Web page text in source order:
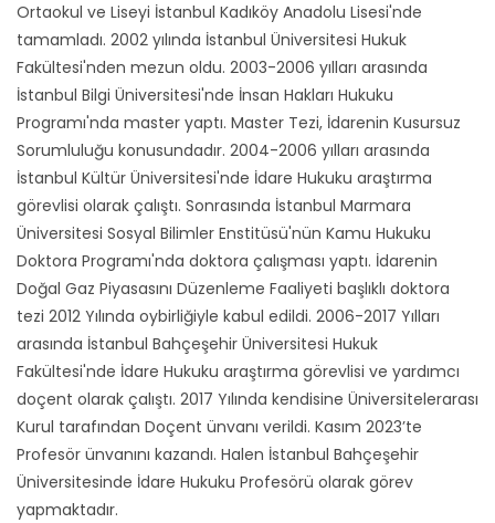
Ortaokul ve Liseyi İstanbul Kadıköy Anadolu Lisesi'nde
tamamladı. 2002 yılında İstanbul Üniversitesi Hukuk
Fakültesi'nden mezun oldu. 2003-2006 yılları arasında
İstanbul Bilgi Üniversitesi'nde İnsan Hakları Hukuku
Programı'nda master yaptı. Master Tezi, İdarenin Kusursuz
Sorumluluğu konusundadır. 2004-2006 yılları arasında
İstanbul Kültür Üniversitesi'nde İdare Hukuku araştırma
görevlisi olarak çalıştı. Sonrasında İstanbul Marmara
Üniversitesi Sosyal Bilimler Enstitüsü'nün Kamu Hukuku
Doktora Programı'nda doktora çalışması yaptı. İdarenin
Doğal Gaz Piyasasını Düzenleme Faaliyeti başlıklı doktora
tezi 2012 Yılında oybirliğiyle kabul edildi. 2006-2017 Yılları
arasında İstanbul Bahçeşehir Üniversitesi Hukuk
Fakültesi'nde İdare Hukuku araştırma görevlisi ve yardımcı
doçent olarak çalıştı. 2017 Yılında kendisine Üniversitelerarası
Kurul tarafından Doçent ünvanı verildi. Kasım 2023’te
Profesör ünvanını kazandı. Halen İstanbul Bahçeşehir
Üniversitesinde İdare Hukuku Profesörü olarak görev
yapmaktadır.